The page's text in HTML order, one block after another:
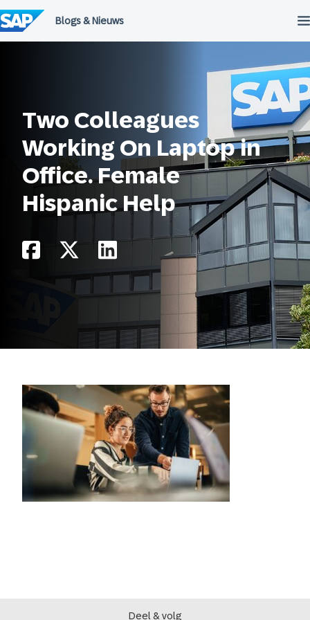
naar
de
inhoud
Two Colleagues
Working On Laptop in
Office. Female
Hispanic Help
Deel & volg